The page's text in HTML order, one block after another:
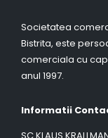
Societatea
Bistrita, este
comerciala cu
anul 1997.
Informatii